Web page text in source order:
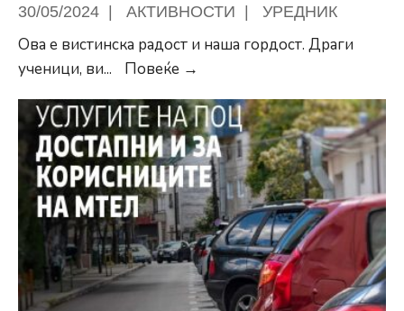
30/05/2024 АКТИВНОСТИ УРЕДНИК
Ова е вистинска радост и наша гордост. Драги
ученици, ви... Повеќе →
нашите
ученици
од
ООУ
Кочо
Рацин